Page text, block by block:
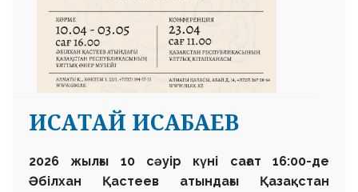
ИСАТАЙ ИСАБАЕВ
2026 жылғы 10 сәуір күні сағат 16:00-де
Әбілхан Қастеев атындағы Қазақстан